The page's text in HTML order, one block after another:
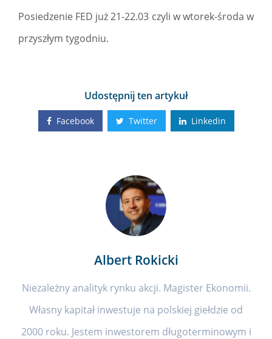
Posiedzenie FED już 21-22.03 czyli w wtorek-środa w
przyszłym tygodniu.
Udostępnij ten artykuł
Facebook Twitter Linkedin
Albert Rokicki
Niezależny analityk rynku akcji. Magister Ekonomii.
Własny kapitał inwestuje na polskiej giełdzie od
2000 roku. Jestem inwestorem długoterminowym i